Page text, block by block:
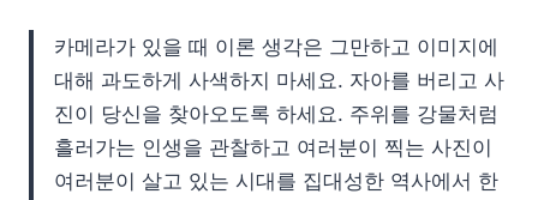
카메라가 있을 때 이론 생각은 그만하고 이미지에
대해 과도하게 사색하지 마세요. 자아를 버리고 사
진이 당신을 찾아오도록 하세요. 주위를 강물처럼
흘러가는 인생을 관찰하고 여러분이 찍는 사진이
여러분이 살고 있는 시대를 집대성한 역사에서 한